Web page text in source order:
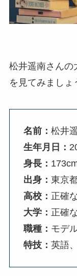
松井遥南さんの
を見てみましょ
名前： 松井
生年月日：
身長：
出身： 東京
高校： 正確
大学： 正確
職種： モデ
特技： 英語